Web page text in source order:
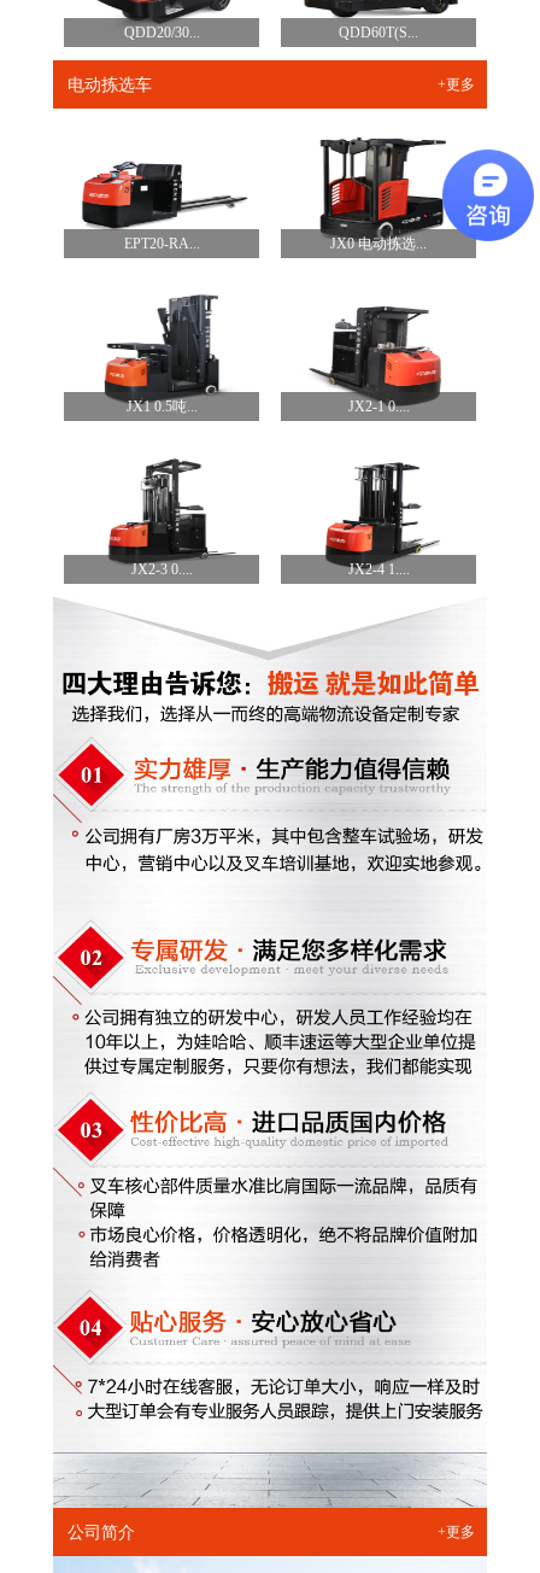
QDD20/30... QDD60T(S...
电动拣选车 +更多
EPT20-RA... JX0 电动拣选...
JX1 0.5吨... JX2-1 0....
JX2-3 0.... JX2-4 1....
公司简介 +更多